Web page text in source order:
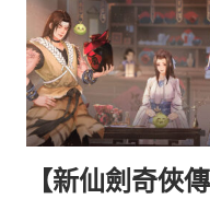
推
薦
體。
【新仙劍奇俠